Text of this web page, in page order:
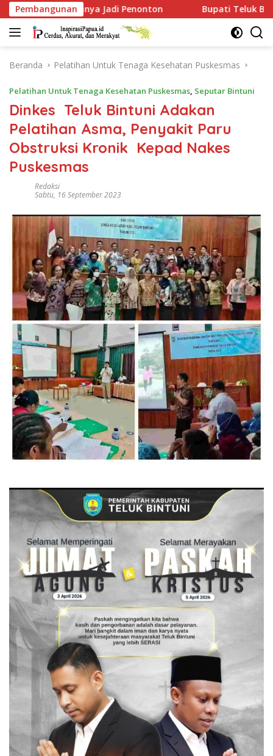
Langsung
ke
konten
Pembangunan
Penonton Bupati Teluk Bintuni Minta Mess BP
Beranda Pelatihan Untuk Tenaga Kesehatan Puskesmas
Pelatihan Untuk Tenaga Kesehatan Puskesmas, Seputar Bintuni
Dinkes Teluk Bintuni Adakan
Pelatihan Asma, Penyakit Paru
Obstruksi Kronik Kepad Nakes
Puskesmas
Redaksi
Sabtu, 16 September 2023